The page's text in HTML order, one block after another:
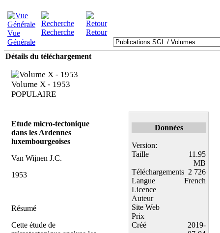
Vue
Générale
Recherche Retour
Détails du téléchargement
Volume X - 1953
POPULAIRE
Etude micro-tectonique
dans les Ardennes
luxembourgeoises
Van Wijnen J.C.
1953
Résumé
Cette étude de
Données
Version:
Taille
11.95
MB
Téléchargements 2 726
Langue
French
Licence
Auteur
Site Web
Prix
Créé
2019-